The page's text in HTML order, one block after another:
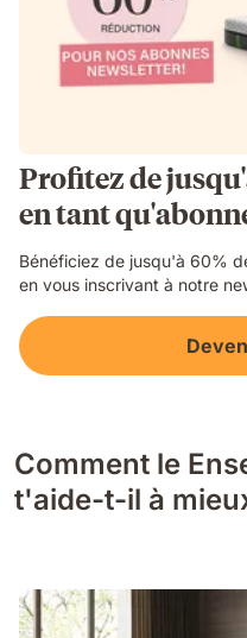
Profitez de
en tant
Bénéficiez de jusqu'à 60%
en vous inscrivant à notre
Comment le
t'aide-t-il à